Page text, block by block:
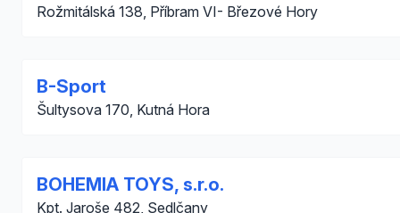
Rožmitálská 138, Příbram VI- Březové Hory
B-Sport
Šultysova 170, Kutná Hora
BOHEMIA TOYS, s.r.o.
Kpt. Jaroše 482, Sedlčany